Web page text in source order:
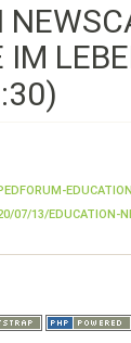
13/EDUCATION-